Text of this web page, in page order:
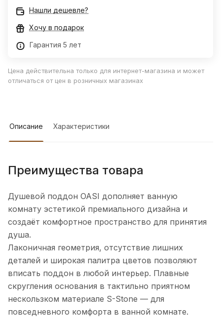
Нашли дешевле?
Хочу в подарок
Гарантия 5 лет
Цена действительна только для интернет-магазина и может
отличаться от цен в розничных магазинах
Описание Характеристики
Преимущества товара
Душевой поддон OASI дополняет ванную
комнату эстетикой премиального дизайна и
создаёт комфортное пространство для принятия
душа.
Лаконичная геометрия, отсутствие лишних
деталей и широкая палитра цветов позволяют
вписать поддон в любой интерьер. Плавные
скругления основания в тактильно приятном
нескользком материале S-Stone — для
повседневного комфорта в ванной комнате.